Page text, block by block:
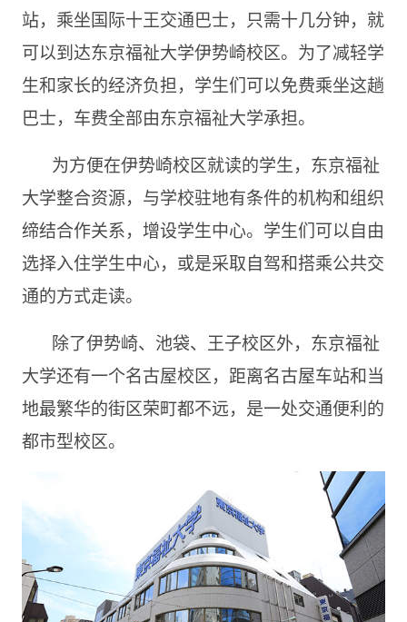
站，乘坐国际十王交通巴士，只需十几分钟，就
可以到达东京福祉大学伊势崎校区。为了减轻学
生和家长的经济负担，学生们可以免费乘坐这趟
巴士，车费全部由东京福祉大学承担。
为方便在伊势崎校区就读的学生，东京福祉
大学整合资源，与学校驻地有条件的机构和组织
缔结合作关系，增设学生中心。学生们可以自由
选择入住学生中心，或是采取自驾和搭乘公共交
通的方式走读。
除了伊势崎、池袋、王子校区外，东京福祉
大学还有一个名古屋校区，距离名古屋车站和当
地最繁华的街区荣町都不远，是一处交通便利的
都市型校区。